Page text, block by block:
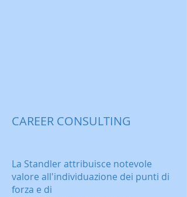
CAREER CONSULTING
La Standler attribuisce notevole
valore all'individuazione dei punti di
forza e di